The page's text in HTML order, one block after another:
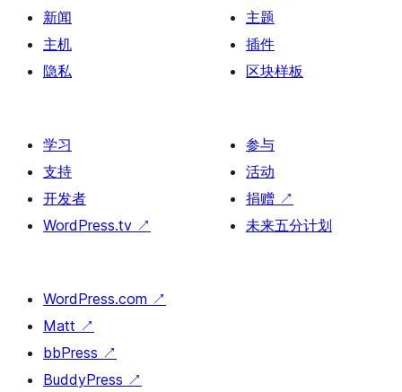
新闻
主机
隐私
主题
插件
区块样板
学习
支持
开发者
WordPress.tv ↗
参与
活动
捐赠 ↗
未来五分计划
WordPress.com ↗
Matt ↗
bbPress ↗
BuddyPress ↗